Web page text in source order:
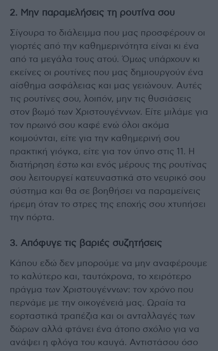
2. Μην παραμελήσεις τη ρουτίνα σου
Σίγουρα το διάλειμμα που μας προσφέρουν οι
γιορτές από την καθημερινότητα είναι κι ένα
από τα μεγάλα τους ατού. Όμως υπάρχουν κι
εκείνες οι ρουτίνες που μας δημιουργούν ένα
αίσθημα ασφάλειας και μας γειώνουν. Αυτές
τις ρουτίνες σου, λοιπόν, μην τις θυσιάσεις
στον βωμό των Χριστουγέννων. Είτε μιλάμε για
τον πρωινό σου καφέ ενώ όλοι ακόμα
κοιμούνται, είτε για την καθημερινή σου
πρακτική γιόγκα, είτε για τον ύπνο στις 11. Η
διατήρηση έστω και ενός μέρους της ρουτίνας
σου λειτουργεί κατευναστικά στο νευρικό σου
σύστημα και θα σε βοηθήσει να παραμείνεις
ήρεμη όταν το στρες της εποχής σου χτυπήσει
την πόρτα.
3. Απόφυγε τις βαριές συζητήσεις
Κάπου εδώ δεν μπορούμε να μην αναφέρουμε
το καλύτερο και, ταυτόχρονα, το χειρότερο
πράγμα των Χριστουγέννων: τον χρόνο που
περνάμε με την οικογένειά μας. Ωραία τα
εορταστικά τραπέζια και οι ανταλλαγές των
δώρων αλλά φτάνει ένα άτοπο σχόλιο για να
ανάψει η φλόγα του καυγά. Αντιστάσου όσο